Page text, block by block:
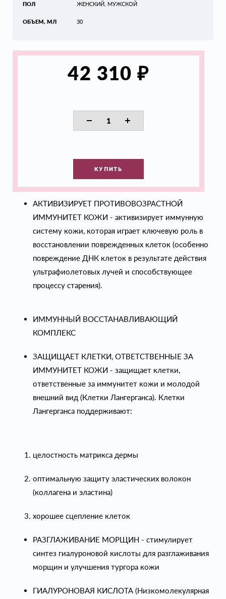
ПОЛ
ОБЪЕМ, МЛ
ЖЕНСКИЙ, МУЖСКОЙ
30
42 310₽
КУПИТЬ
АКТИВИЗИРУЕТ ПРОТИВОВОЗРАСТНОЙ
ИММУНИТЕТ КОЖИ - активизирует иммунную
систему кожи, которая играет ключевую роль в
восстановлении поврежденных клеток (особенно
повреждение ДНК клеток в результате действия
ультрафиолетовых лучей и способствующее
процессу старения).
ИММУННЫЙ ВОССТАНАВЛИВАЮЩИЙ
КОМПЛЕКС
ЗАЩИЩАЕТ КЛЕТКИ, ОТВЕТСТВЕННЫЕ ЗА
ИММУНИТЕТ КОЖИ - защищает клетки,
ответственные за иммунитет кожи и молодой
внешний вид (Клетки Лангерганса). Клетки
Лангерганса поддерживают:
целостность матрикса дермы
оптимальную защиту эластических волокон
(коллагена и эластина)
хорошее сцепление клеток
РАЗГЛАЖИВАНИЕ МОРЩИН - стимулирует
синтез гиалуроновой кислоты для разглаживания
морщин и улучшения тургора кожи
ГИАЛУРОНОВАЯ КИСЛОТА (Низкомолекулярная